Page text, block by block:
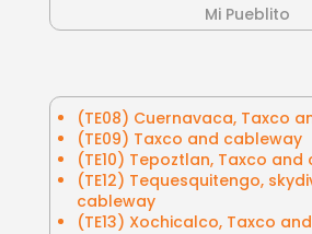
Mi Pueblito
(TE08) Cuernavaca, Taxco
(TE09) Taxco and cableway
(TE10) Tepoztlan, Taxco
(TE12) Tequesquitengo,
cableway
(TE13) Xochicalco, Taxco